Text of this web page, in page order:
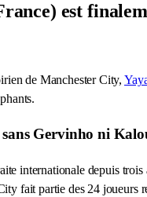
est
de Manchester City,
Gervinho ni
internationale depuis trois
fait partie des 24 joueurs